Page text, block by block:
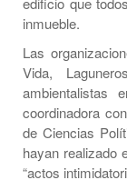
inmueble.
Las
Vida,
ambientalistas
coordinadora
de Ciencias
hayan realizado
“actos